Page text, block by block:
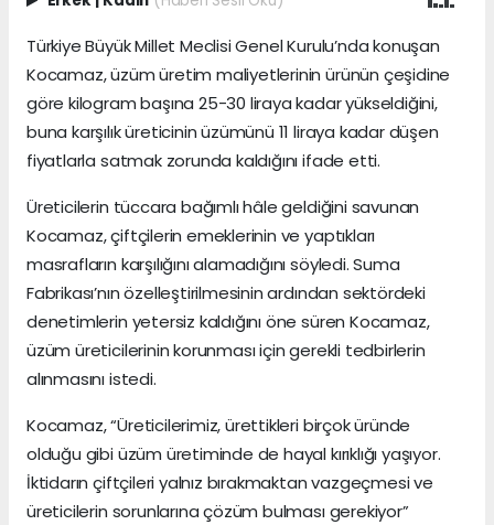
Türkiye Büyük Millet Meclisi Genel Kurulu’nda konuşan
Kocamaz, üzüm üretim maliyetlerinin ürünün çeşidine
göre kilogram başına 25-30 liraya kadar yükseldiğini,
buna karşılık üreticinin üzümünü 11 liraya kadar düşen
fiyatlarla satmak zorunda kaldığını ifade etti.
Üreticilerin tüccara bağımlı hâle geldiğini savunan
Kocamaz, çiftçilerin emeklerinin ve yaptıkları
masrafların karşılığını alamadığını söyledi. Suma
Fabrikası’nın özelleştirilmesinin ardından sektördeki
denetimlerin yetersiz kaldığını öne süren Kocamaz,
üzüm üreticilerinin korunması için gerekli tedbirlerin
alınmasını istedi.
Kocamaz, “Üreticilerimiz, ürettikleri birçok üründe
olduğu gibi üzüm üretiminde de hayal kırıklığı yaşıyor.
İktidarın çiftçileri yalnız bırakmaktan vazgeçmesi ve
üreticilerin sorunlarına çözüm bulması gerekiyor”